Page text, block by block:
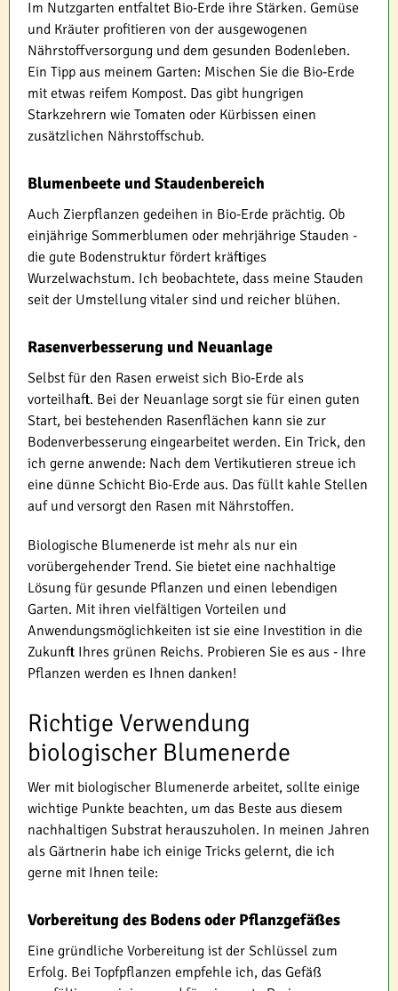
Im Nutzgarten entfaltet Bio-Erde ihre Stärken. Gemüse
und Kräuter profitieren von der ausgewogenen
Nährstoffversorgung und dem gesunden Bodenleben.
Ein Tipp aus meinem Garten: Mischen Sie die Bio-Erde
mit etwas reifem Kompost. Das gibt hungrigen
Starkzehrern wie Tomaten oder Kürbissen einen
zusätzlichen Nährstoffschub.
Blumenbeete und Staudenbereich
Auch Zierpflanzen gedeihen in Bio-Erde prächtig. Ob
einjährige Sommerblumen oder mehrjährige Stauden -
die gute Bodenstruktur fördert kräftiges
Wurzelwachstum. Ich beobachtete, dass meine Stauden
seit der Umstellung vitaler sind und reicher blühen.
Rasenverbesserung und Neuanlage
Selbst für den Rasen erweist sich Bio-Erde als
vorteilhaft. Bei der Neuanlage sorgt sie für einen guten
Start, bei bestehenden Rasenflächen kann sie zur
Bodenverbesserung eingearbeitet werden. Ein Trick, den
ich gerne anwende: Nach dem Vertikutieren streue ich
eine dünne Schicht Bio-Erde aus. Das füllt kahle Stellen
auf und versorgt den Rasen mit Nährstoffen.
Biologische Blumenerde ist mehr als nur ein
vorübergehender Trend. Sie bietet eine nachhaltige
Lösung für gesunde Pflanzen und einen lebendigen
Garten. Mit ihren vielfältigen Vorteilen und
Anwendungsmöglichkeiten ist sie eine Investition in die
Zukunft Ihres grünen Reichs. Probieren Sie es aus - Ihre
Pflanzen werden es Ihnen danken!
Richtige Verwendung
biologischer Blumenerde
Wer mit biologischer Blumenerde arbeitet, sollte einige
wichtige Punkte beachten, um das Beste aus diesem
nachhaltigen Substrat herauszuholen. In meinen Jahren
als Gärtnerin habe ich einige Tricks gelernt, die ich
gerne mit Ihnen teile:
Vorbereitung des Bodens oder Pflanzgefäßes
Eine gründliche Vorbereitung ist der Schlüssel zum
Erfolg. Bei Topfpflanzen empfehle ich, das Gefäß